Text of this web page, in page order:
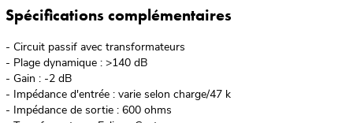
Spécifications complémentaires
- Circuit passif avec transformateurs
- Plage dynamique : >140 dB
- Gain : -2 dB
- Impédance d'entrée : varie selon charge/47 k
- Impédance de sortie : 600 ohms